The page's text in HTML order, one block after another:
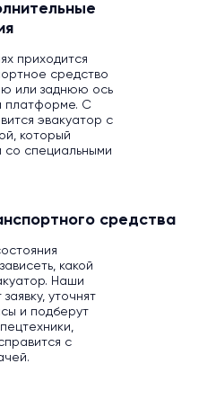
приходится
средство
или заднюю ось
платформе. С
эвакуатор с
который
специальными
средства
какой
Наши
уточнят
и подберут
с